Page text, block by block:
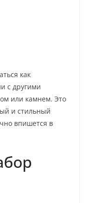
как
с другими
или камнем. Это
и стильный
впишется в